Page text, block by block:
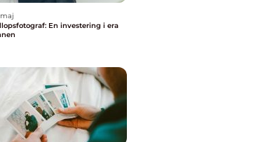
En investering i era